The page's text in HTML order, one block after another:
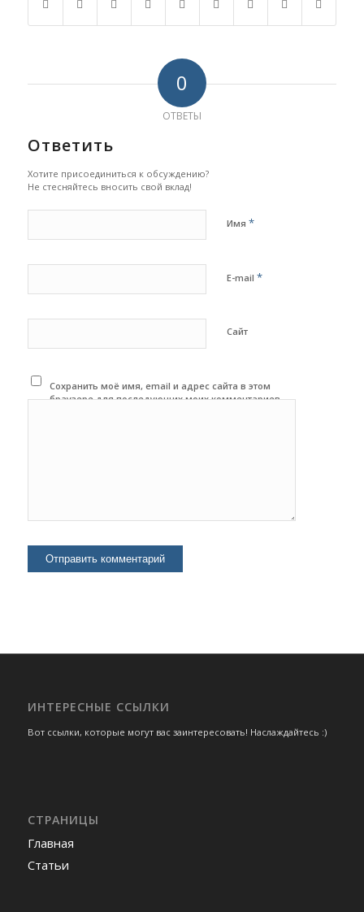
0
ОТВЕТЫ
Ответить
Хотите присоединиться к обсуждению?
Не стесняйтесь вносить свой вклад!
Имя *
E-mail *
Сайт
Сохранить моё имя, email и адрес сайта в этом
браузере для последующих моих комментариев.
ИНТЕРЕСНЫЕ ССЫЛКИ
Вот ссылки, которые могут вас заинтересовать! Наслаждайтесь :)
СТРАНИЦЫ
Главная
Статьи